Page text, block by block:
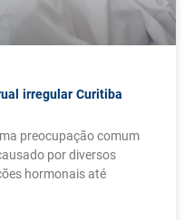
irregular Curitiba
preocupação comum
por diversos
hormonais até